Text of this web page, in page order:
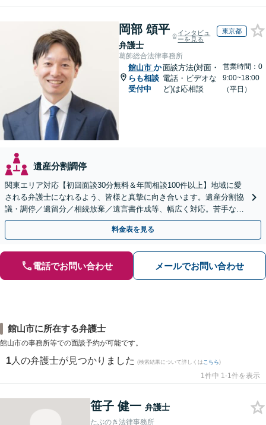
岡部 頌平
弁護士
インタビュ
ーを見る
東京都
葛飾総合法律事務所
館山市 か
らも相談
受付中
面談方法(対面・
電話・ビデオな
ど)は応相談
営業時間：0
9:00~18:00
（平日）
遺産分割調停
関東エリア対応【初回面談30分無料＆年間相談100件以上】地域に愛
される弁護士になれるよう、皆様と真摯に向き合います。遺産分割協
議・調停／遺留分／相続放棄／遺言書作成等、幅広く対応。苦手な親
族との交渉や書面作成等も◎【分かりやすい費用体系】
料金表を見る
電話でお問い合わせ メールでお問い合わせ
館山市に所在する弁護士
館山市の事務所等での面談予約が可能です。
1 人の弁護士が見つかりました (検索結果について詳しくは こちら)
1件中 1-1件を表示
笹子 健一 弁護士
たぶのき法律事務所